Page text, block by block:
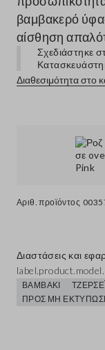
Αριθ. προϊόντος
βαμβακερό
αίσθηση
Σχεδιάστηκε
Διαθεσιμότητα στο
Διαστάσεις και
ΒΑΜΒΆΚΙ
ΠΡΟΣ ΜΗ